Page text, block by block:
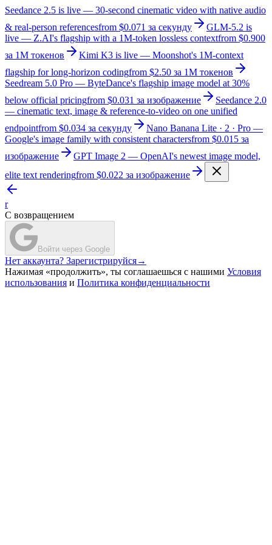
Seedance 2.5 is live — 30-second cinematic video with native audio
& real-person referencesfrom $0.071 за секунду
GLM-5.2 is
live — Z.AI's flagship with a 1M-token lossless contextfrom $0.900
за 1M токенов
Kimi K3 is live — Moonshot's 1M-context
flagship for long-horizon codingfrom $2.50 за 1M токенов
Seedream 5.0 Pro — ByteDance's flagship image model at 30%
below official pricingfrom $0.031 за изображение
Seedance 2.0
— cinematic text, image & reference-to-video on one unified
endpointfrom $0.034 за секунду
Nano Banana Lite · 2 · Pro —
Google's image family with consistent charactersfrom $0.015 за
изображение
GPT Image 2 — OpenAI's newest image model,
elite text renderingfrom $0.022 за изображение
r
С возвращением
Войти через Google
Нет аккаунта? Зарегистрируйся→
Нажимая «продолжить», ты соглашаешься с нашими Условия
использования и Политика конфиденциальности